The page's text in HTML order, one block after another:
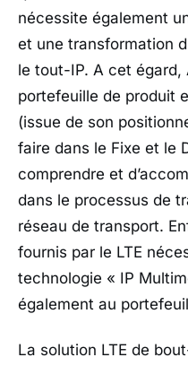
nécessite également
et une transformation
le tout-IP. A cet
portefeuille de produit
(issue de son
faire dans le Fixe et le
comprendre et
dans le processus de
réseau de transport.
fournis par le LTE
technologie « IP
également au
La solution LTE de